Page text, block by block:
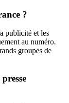
?
publicité et les
au numéro.
groupes de